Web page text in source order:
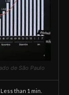
de São Paulo
Less than 1 min.